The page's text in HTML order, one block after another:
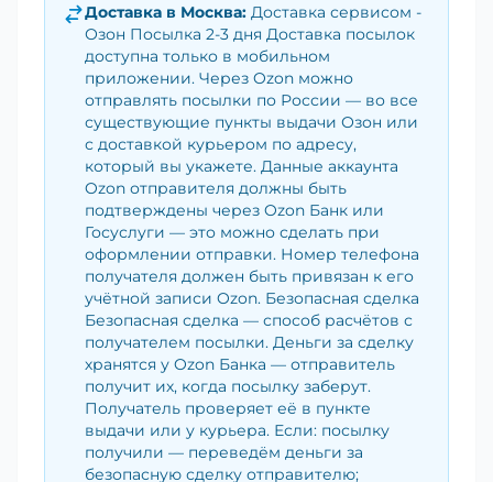
Доставка в Москва: Доставка сервисом -
Озон Посылка 2-3 дня Доставка посылок
доступна только в мобильном
приложении. Через Ozon можно
отправлять посылки по России — во все
существующие пункты выдачи Озон или
с доставкой курьером по адресу,
который вы укажете. Данные аккаунта
Ozon отправителя должны быть
подтверждены через Ozon Банк или
Госуслуги — это можно сделать при
оформлении отправки. Номер телефона
получателя должен быть привязан к его
учётной записи Ozon. Безопасная сделка
Безопасная сделка — способ расчётов с
получателем посылки. Деньги за сделку
хранятся у Ozon Банка — отправитель
получит их, когда посылку заберут.
Получатель проверяет её в пункте
выдачи или у курьера. Если: посылку
получили — переведём деньги за
безопасную сделку отправителю;